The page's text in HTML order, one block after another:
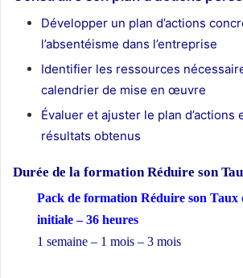
Développer un plan d’actions
l’absentéisme dans l’entreprise
Identifier les ressources
calendrier de mise en œuvre
Évaluer et ajuster le plan d’actions
résultats obtenus
Durée de la formation Réduire son
Pack de formation Réduire son Taux
initiale – 36 heures
1 semaine – 1 mois – 3 mois